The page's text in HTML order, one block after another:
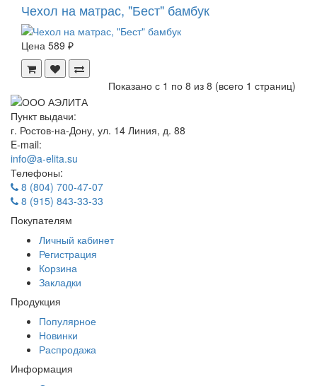
Чехол на матрас, "Бест" бамбук
Цена 589 ₽
Показано с 1 по 8 из 8 (всего 1 страниц)
Пункт выдачи:
г. Ростов-на-Дону, ул. 14 Линия, д. 88
E-mail:
info@a-elita.su
Телефоны:
8 (804) 700-47-07
8 (915) 843-33-33
Покупателям
Личный кабинет
Регистрация
Корзина
Закладки
Продукция
Популярное
Новинки
Распродажа
Информация